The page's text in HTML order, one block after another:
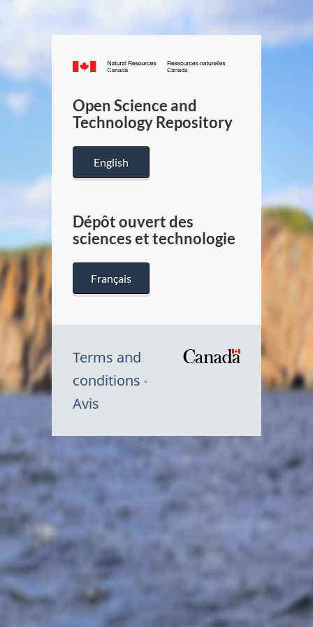
Canada.ca
/
Canada
Open Science and
Technology Repository
English
Dépôt ouvert des
sciences et technologie
Français
Terms and
conditions
Avis
Symbole
Canada